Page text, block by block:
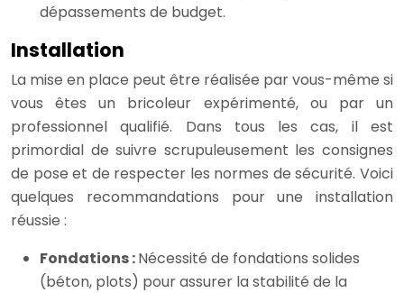
dépassements de budget.
Installation
La mise en place peut être réalisée par vous-même si
vous êtes un bricoleur expérimenté, ou par un
professionnel qualifié. Dans tous les cas, il est
primordial de suivre scrupuleusement les consignes
de pose et de respecter les normes de sécurité. Voici
quelques recommandations pour une installation
réussie :
Fondations :Nécessité de fondations solides
(béton, plots) pour assurer la stabilité de la